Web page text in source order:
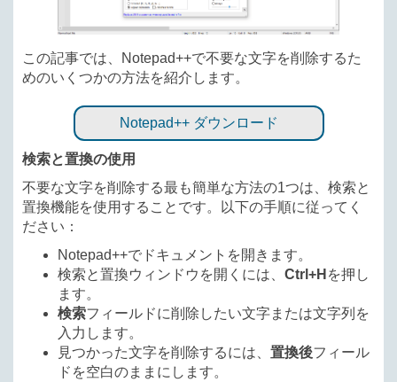
この記事では、Notepad++で不要な文字を削除するた
めのいくつかの方法を紹介します。
Notepad++ ダウンロード
検索と置換の使用
不要な文字を削除する最も簡単な方法の1つは、検索と
置換機能を使用することです。以下の手順に従ってく
ださい：
Notepad++でドキュメントを開きます。
検索と置換ウィンドウを開くには、 Ctrl+H を押し
ます。
検索フィールドに削除したい文字または文字列を
入力します。
見つかった文字を削除するには、 置換後フィール
ドを空白のままにします。